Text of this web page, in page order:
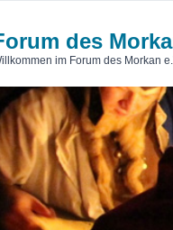
des
im Forum des Morkan